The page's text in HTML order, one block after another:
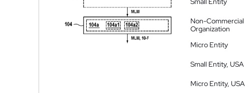
Non-Commercial
Organization
Micro Entity
Small Entity, USA
Micro Entity, USA